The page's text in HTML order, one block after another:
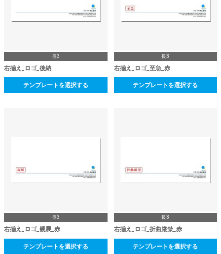
長3
右揃え_ロゴ_後納
テンプレートを選択する
長3
右揃え_ロゴ_至急_赤
テンプレートを選択する
長3
右揃え_ロゴ_親展_赤
テンプレートを選択する
長3
右揃え_ロゴ_折曲厳禁_赤
テンプレートを選択する